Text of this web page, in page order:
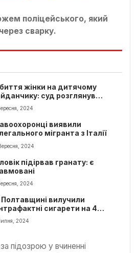
поліцейського, який
сварку.
жінки на дитячому
суд розглянув
2024
виявили
мігранта з Італії
2024
підірвав гранату: є
2024
Полтавщині вилучили
сигарети на 4
2024
підозрою у вчиненні